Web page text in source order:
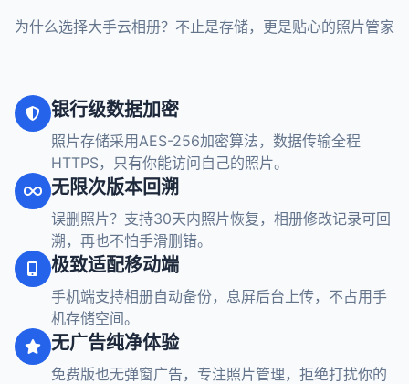
为什么选择大手云相册？不止是存储，更是贴心的照片管家
银行级数据加密
照片存储采用AES-256加密算法，数据传输全程
HTTPS，只有你能访问自己的照片。
无限次版本回溯
误删照片？支持30天内照片恢复，相册修改记录可回
溯，再也不怕手滑删错。
极致适配移动端
手机端支持相册自动备份，息屏后台上传，不占用手
机存储空间。
无广告纯净体验
免费版也无弹窗广告，专注照片管理，拒绝打扰你的